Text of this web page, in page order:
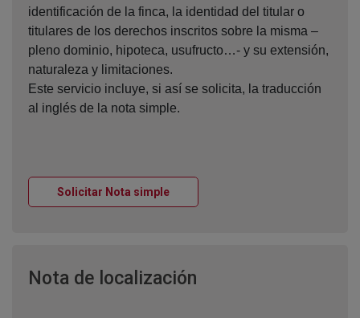
identificación de la finca, la identidad del titular o
titulares de los derechos inscritos sobre la misma –
pleno dominio, hipoteca, usufructo…- y su extensión,
naturaleza y limitaciones.
Este servicio incluye, si así se solicita, la traducción
al inglés de la nota simple.
Solicitar Nota simpleVentana nueva
Nota de localización